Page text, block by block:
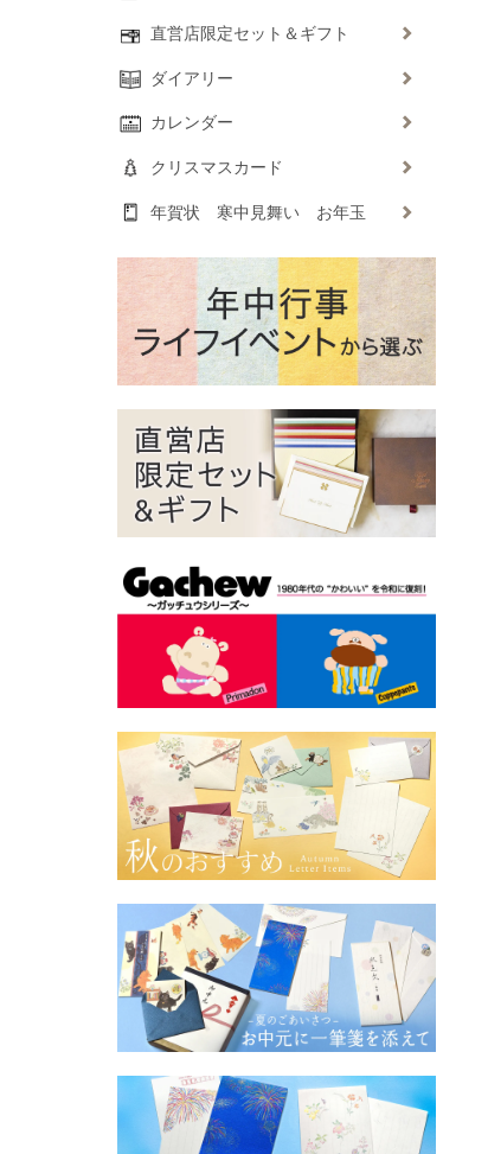
直営店限定セット＆ギフト
ダイアリー
カレンダー
クリスマスカード
年賀状 寒中見舞い お年玉